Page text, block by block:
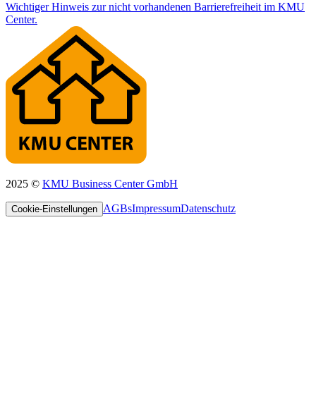
Wichtiger Hinweis zur nicht vorhandenen Barrierefreiheit im KMU
Center.
2025 © KMU Business Center GmbH
Cookie-Einstellungen AGBsImpressumDatenschutz